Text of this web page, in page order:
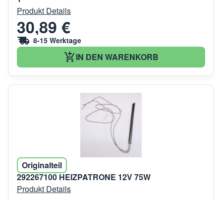
Produkt Details
30,89 €
8-15 Werktage
IN DEN WARENKORB
Originalteil
292267100 HEIZPATRONE 12V 75W
Produkt Details